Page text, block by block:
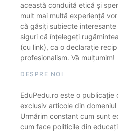
această conduită etică și
mult mai multă experiență
că găsiți subiecte
siguri că înțelegeți
(cu link), ca o declarație
profesionalism. Vă mulțumim!
DESPRE NOI
EduPedu.ro este o
exclusiv articole din
Urmărim constant cum sunt
cum face politicile din